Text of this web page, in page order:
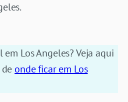
Los Angeles? Veja aqui
onde ficar em Los